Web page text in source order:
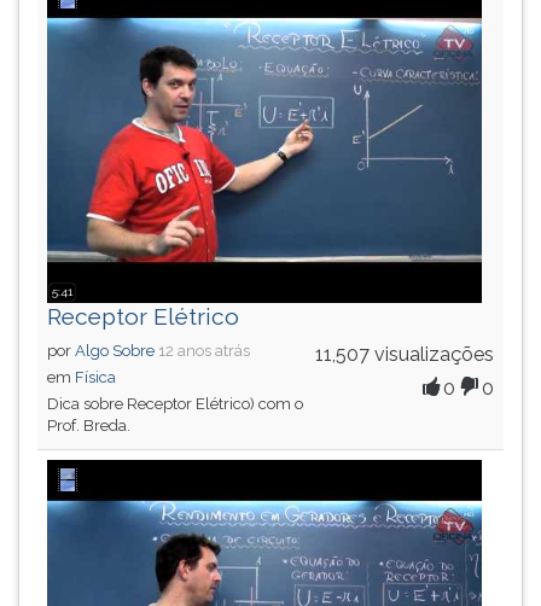
5:41
Receptor Elétrico
11,507 visualizações
0
0
por Algo Sobre 12 anos atrás
em Física
Dica sobre Receptor Elétrico) com o
Prof. Breda.